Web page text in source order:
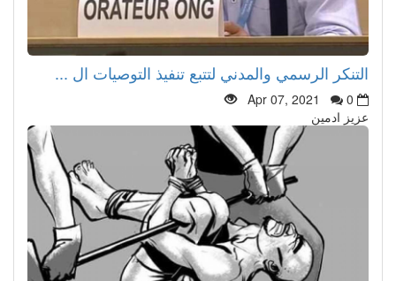
التنكر الرسمي والمدني لتتبع تنفيذ التوصيات ال ...
Apr 07, 2021
0
عزيز ادمين